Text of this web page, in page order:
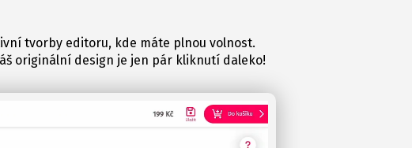
tvorby editoru, kde máte plnou volnost.
originální design je jen pár kliknutí daleko!